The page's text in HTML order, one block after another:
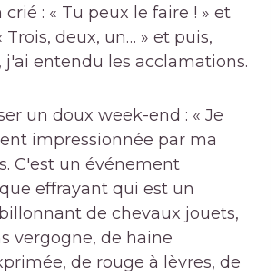
: « Tu peux le faire ! » et
Trois, deux, un… » et puis,
j'ai entendu les acclamations.
un doux week-end : « Je
impressionnée par ma
C'est un événement
effrayant qui est un
de chevaux jouets,
vergogne, de haine
de rouge à lèvres, de